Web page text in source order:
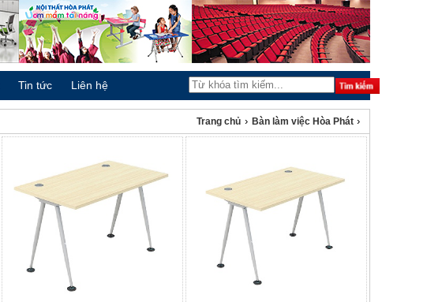
Tin tức Liên hệ
Trang chủ › Bàn làm việc Hòa Phát ›